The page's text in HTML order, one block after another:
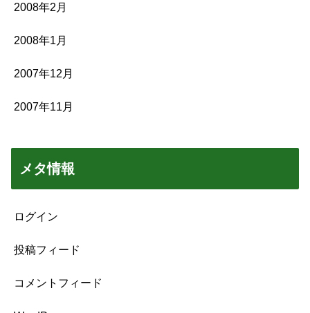
2008年2月
2008年1月
2007年12月
2007年11月
メタ情報
ログイン
投稿フィード
コメントフィード